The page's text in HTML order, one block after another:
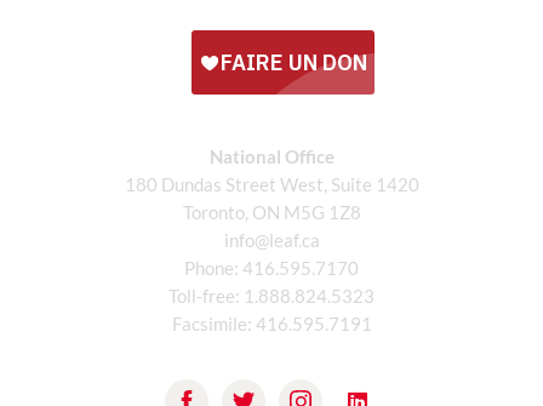
National Office
180 Dundas Street West, Suite 1420
Toronto, ON M5G 1Z8
info@leaf.ca
Phone: 416.595.7170
Toll-free: 1.888.824.5323
Facsimile: 416.595.7191